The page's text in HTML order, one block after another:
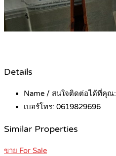
Details
Name / สนใจติดต่อได้ที่คุณ:
เบอร์โทร: 0619829696
Similar Properties
ขาย For Sale